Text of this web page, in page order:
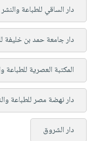
دار الساقي للطباعة والنشر
دار جامعة حمد بن خليفة
المكتبة العصرية للطباعة
دار نهضة مصر للطباعة
دار الشروق